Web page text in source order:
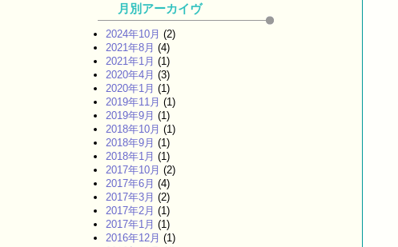
月別アーカイヴ
2024年10月 (2)
2021年8月 (4)
2021年1月 (1)
2020年4月 (3)
2020年1月 (1)
2019年11月 (1)
2019年9月 (1)
2018年10月 (1)
2018年9月 (1)
2018年1月 (1)
2017年10月 (2)
2017年6月 (4)
2017年3月 (2)
2017年2月 (1)
2017年1月 (1)
2016年12月 (1)